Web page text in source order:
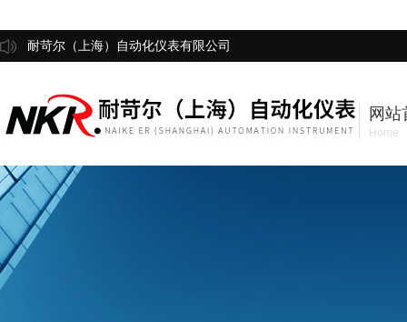
耐苛尔（上海）自动化仪表有限公司
网站
Home